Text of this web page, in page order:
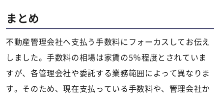
まとめ
不動産管理会社へ支払う手数料にフォーカスしてお伝え
しました。手数料の相場は家賃の5％程度とされていま
すが、各管理会社や委託する業務範囲によって異なりま
す。そのため、現在支払っている手数料や、管理会社か